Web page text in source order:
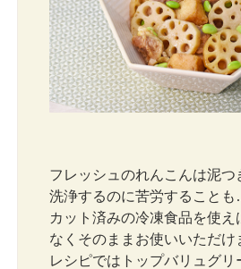
フレッシュのれんこんは泥つ
洗浄するのに苦労することも
カット済みの冷凍食品を使
なくそのままお使いいただけ
レシピではトップバリュグリ